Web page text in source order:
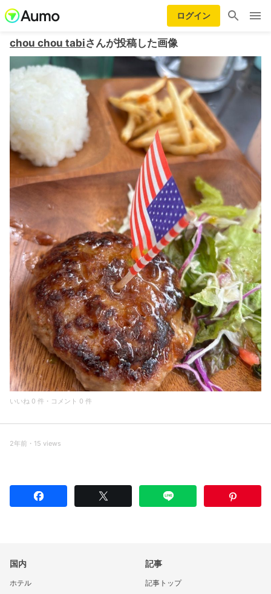
ログイン
chou chou tabiさんが投稿した画像
いいね 0 件・コメント 0 件
2年前・15 views
国内
ホテル
記事
記事トップ